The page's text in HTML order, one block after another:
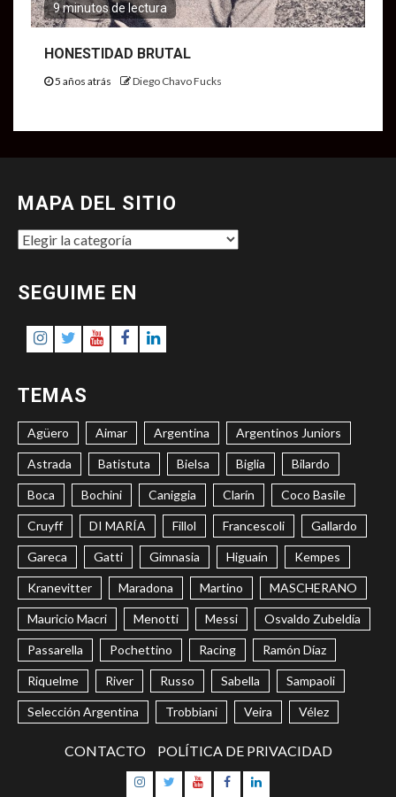
9 minutos de lectura
HONESTIDAD BRUTAL
5 años atrás Diego Chavo Fucks
MAPA DEL SITIO
MAPA
SITIO
SEGUIME EN
Instagram
Twitter
Youtube
Facebook
LinkedIn
TEMAS
Agüero Aimar Argentina Argentinos Juniors
Astrada Batistuta Bielsa Biglia Bilardo
Boca Bochini Caniggia Clarín Coco Basile
Cruyff DI MARÍA Fillol Francescoli Gallardo
Gareca Gatti Gimnasia Higuaín Kempes
Kranevitter Maradona Martino MASCHERANO
Mauricio Macri Menotti Messi Osvaldo Zubeldía
Passarella Pochettino Racing Ramón Díaz
Riquelme River Russo Sabella Sampaoli
Selección Argentina Trobbiani Veira Vélez
CONTACTO POLÍTICA DE PRIVACIDAD
Instagram
Twitter
Youtube
Facebook
LinkedIn